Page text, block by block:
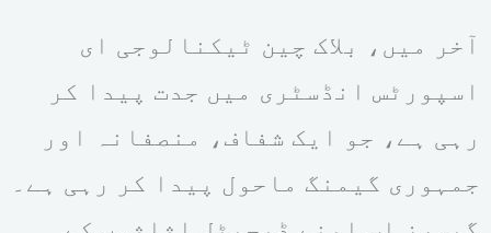
آخر میں، بلاک چین ٹیکنالوجی ای
اسپورٹس انڈسٹری میں جدت پیدا کر
رہی ہے، جو ایک شفاف، منصفانہ اور
جمہوری گیمنگ ماحول پیدا کر رہی ہے۔